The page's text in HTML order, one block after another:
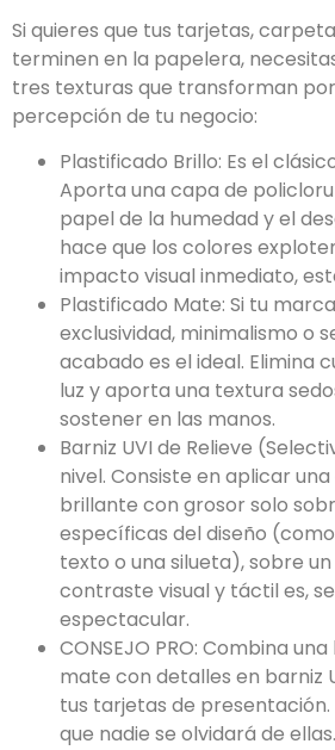
Si quieres que tus tarjetas,
terminen en la papelera,
tres texturas que transforman
percepción de tu negocio:
Plastificado Brillo: Es el
Aporta una capa de
papel de la humedad y el
hace que los colores
impacto visual inmediato,
Plastificado Mate: Si tu
exclusividad, minimalismo o
acabado es el ideal. Elimina
luz y aporta una textura
sostener en las manos.
Barniz UVI de Relieve
nivel. Consiste en aplicar
brillante con grosor solo
específicas del diseño
texto o una silueta), sobre
contraste visual y táctil es,
espectacular.
CONSEJO PRO: Combina
mate con detalles en barniz
tus tarjetas de
que nadie se olvidará de ellas.